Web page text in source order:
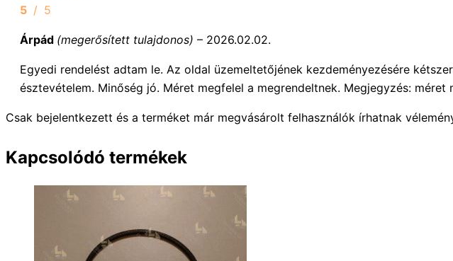
5 / 5
Árpád (megerősített tulajdonos) – 2026.02.02.
Egyedi rendelést adtam le. Az oldal üzemeltetőjének kezdeményezésére
észtevételem. Minőség jó. Méret megfelel a megrendeltnek. Megjegyzés:
Csak bejelentkezett és a terméket már megvásárolt felhasználók írhatnak
Kapcsolódó termékek